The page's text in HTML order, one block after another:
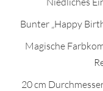
Bunter „Happy
Magische
20 cm